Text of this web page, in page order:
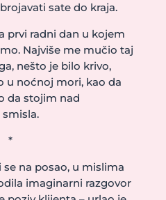
sate do kraja.
prvi radni dan u kojem
Najviše me mučio taj
nešto je bilo krivo,
u noćnoj mori, kao da
da stojim nad
*
se na posao, u mislima
imaginarni razgovor